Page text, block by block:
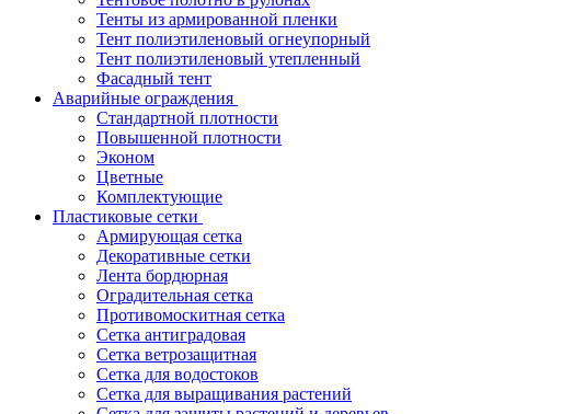
Тенты из армированной пленки
Тент полиэтиленовый огнеупорный
Тент полиэтиленовый утепленный
Фасадный тент
Аварийные ограждения
Стандартной плотности
Повышенной плотности
Эконом
Цветные
Комплектующие
Пластиковые сетки
Армирующая сетка
Декоративные сетки
Лента бордюрная
Оградительная сетка
Противомоскитная сетка
Сетка антиградовая
Сетка ветрозащитная
Сетка для водостоков
Сетка для выращивания растений